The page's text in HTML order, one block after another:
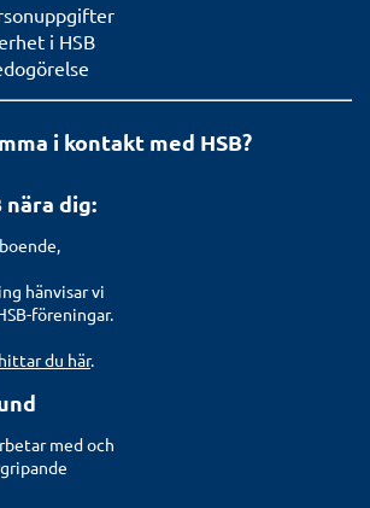
i HSB
i kontakt med HSB?
nära dig:
hänvisar vi
föreningar.
du här.
med och